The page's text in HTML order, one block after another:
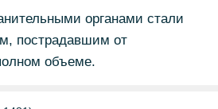
органами стали
пострадавшим от
объеме.